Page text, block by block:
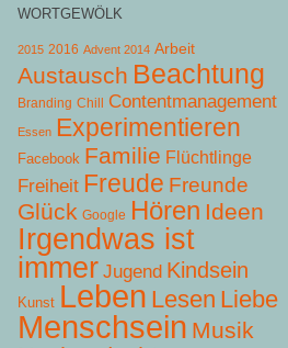
WORTGEWÖLK
2015 2016 Advent 2014 Arbeit
Austausch Beachtung
Branding Chill Contentmanagement
Essen Experimentieren
Facebook Familie Flüchtlinge
Freiheit Freude Freunde
Glück Google Hören Ideen
Irgendwas ist
immer Jugend Kindsein
Kunst Leben Lesen Liebe
Menschsein Musik